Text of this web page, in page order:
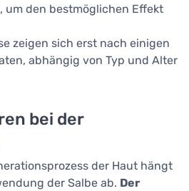
um den bestmöglichen Effekt
zeigen sich erst nach einigen
abhängig von Typ und Alter
bei der
der Haut hängt
der Salbe ab. Der